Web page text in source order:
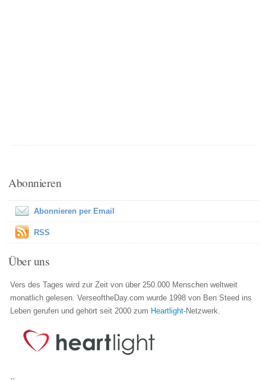
Abonnieren
Abonnieren per Email
RSS
Über uns
Vers des Tages wird zur Zeit von über 250.000 Menschen weltweit
monatlich gelesen. VerseoftheDay.com wurde 1998 von Ben Steed ins
Leben gerufen und gehört seit 2000 zum Heartlight-Netzwerk.